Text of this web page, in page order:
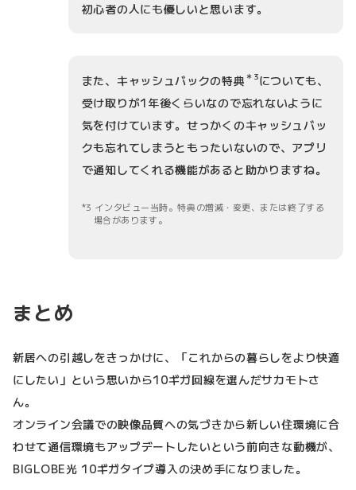
初心者の人にも優しいと思います。
また、キャッシュバックの特典 ＊3についても、
受け取りが1年後くらいなので忘れないように
気を付けています。せっかくのキャッシュバッ
クも忘れてしまうともったいないので、アプリ
で通知してくれる機能があると助かりますね。
3 インタビュー当時。特典の増減・変更、または終了する
場合があります。
まとめ
新居への引越しをきっかけに、「これからの暮らしをより快適
にしたい」という思いから10ギガ回線を選んだサカモトさ
ん。
オンライン会議での映像品質への気づきから新しい住環境に合
わせて通信環境もアップデートしたいという前向きな動機が、
BIGLOBE光 10ギガタイプ導入の決め手になりました。